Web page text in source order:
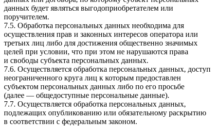
данных будет являться выгодоприобретателем или
поручителем.
7.5. Обработка персональных данных необходима для
осуществления прав и законных интересов оператора или
третьих лиц либо для достижения общественно значимых
целей при условии, что при этом не нарушаются права
и свободы субъекта персональных данных.
7.6. Осуществляется обработка персональных данных, доступ
неограниченного круга лиц к которым предоставлен
субъектом персональных данных либо по его просьбе
(далее — общедоступные персональные данные).
7.7. Осуществляется обработка персональных данных,
подлежащих опубликованию или обязательному раскрытию
в соответствии с федеральным законом.